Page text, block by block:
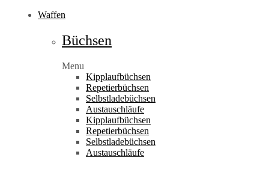
Waffen
Büchsen
Menu
Kipplaufbüchsen
Repetierbüchsen
Selbstladebüchsen
Austauschläufe
Kipplaufbüchsen
Repetierbüchsen
Selbstladebüchsen
Austauschläufe